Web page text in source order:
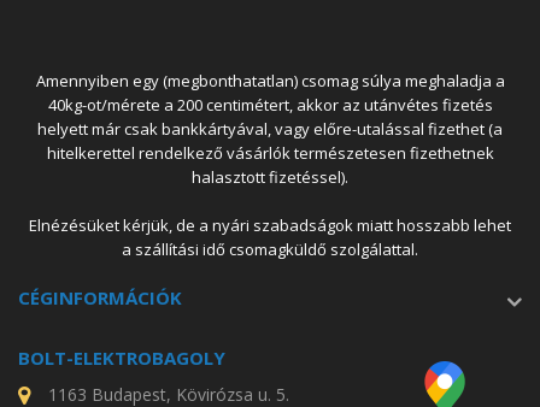
Amennyiben egy (megbonthatatlan) csomag súlya meghaladja a
40kg-ot/mérete a 200 centimétert, akkor az utánvétes fizetés
helyett már csak bankkártyával, vagy előre-utalással fizethet (a
hitelkerettel rendelkező vásárlók természetesen fizethetnek
halasztott fizetéssel).
Elnézésüket kérjük, de a nyári szabadságok miatt hosszabb lehet
a szállítási idő csomagküldő szolgálattal.
CÉGINFORMÁCIÓK
BOLT-ELEKTROBAGOLY
1163 Budapest, Kövirózsa u. 5.